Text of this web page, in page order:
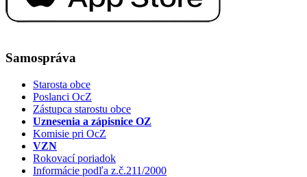
Samospráva
Starosta obce
Poslanci OcZ
Zástupca starostu obce
Uznesenia a zápisnice OZ
Komisie pri OcZ
VZN
Rokovací poriadok
Informácie podľa z.č.211/2000